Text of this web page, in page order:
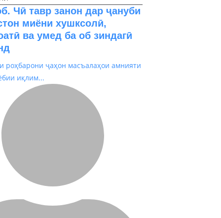
Чӣ тавр занон дар ҷануби
миёни хушксолӣ,
ва умед ба об зиндагӣ
роҳбарони ҷаҳон масъалаҳои амнияти
иқлим...